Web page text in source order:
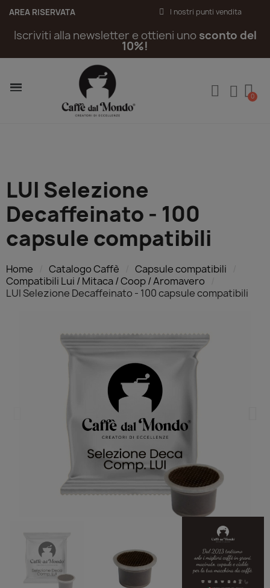
AREA RISERVATA I nostri punti vendita
Iscriviti alla newsletter e ottieni unosconto del
10%!
LUI Selezione
Decaffeinato - 100
capsule compatibili
Home Catalogo Caffè
Capsule compatibili
Compatibili Lui / Mitaca / Coop / Aromavero
LUI Selezione Decaffeinato - 100 capsule compatibili